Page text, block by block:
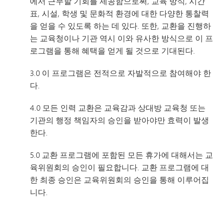
표, 시설, 학생 및 문화적 환경에 대한 다양한 통찰력
을 얻을 수 있도록 하는 데 있다. 또한, 교환을 진행하
는 교육청이나 기관 역시 이와 유사한 방식으로 이 프
로그램을 통해 혜택을 얻게 될 것으로 기대된다.
3.0 이 프로그램은 전적으로 자발적으로 참여해야 한
다.
4.0 모든 인력 교환은 교육감과 상대방 교육청 또는
기관의 행정 책임자의 승인을 받아야만 효력이 발생
한다.
5.0 교환 프로그램에 포함된 모든 휴가에 대해서는 교
육위원회의 승인이 필요합니다. 교환 프로그램에 대
한 최종 승인은 교육위원회의 승인을 통해 이루어집
니다.